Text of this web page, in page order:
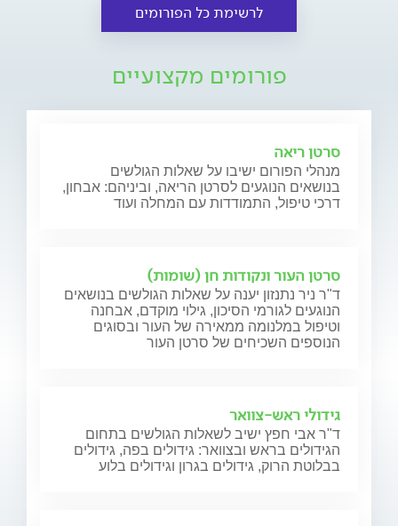
לרשימת כל הפורומים
פורומים מקצועיים
סרטן ריאה
מנהלי הפורום ישיבו על שאלות הגולשים
בנושאים הנוגעים לסרטן הריאה, וביניהם: אבחון,
דרכי טיפול, התמודדות עם המחלה ועוד
סרטן העור ונקודות חן (שומות)
ד"ר ניר נתנזון יענה על שאלות הגולשים בנושאים
הנוגעים לגורמי הסיכון, גילוי מוקדם, אבחנה
וטיפול במלנומה ממאירה של העור ובסוגים
הנוספים השכיחים של סרטן העור
גידולי ראש-צוואר
ד"ר אבי חפץ ישיב לשאלות הגולשים בתחום
הגידולים בראש ובצוואר: גידולים בפה, גידולים
בבלוטת הרוק, גידולים בגרון וגידולים בלוע